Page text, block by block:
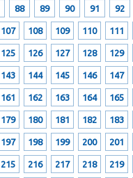
88 89 90 91 92
107 108 109 110 111
125 126 127 128 129
143 144 145 146 147
161 162 163 164 165
179 180 181 182 183
197 198 199 200 201
215 216 217 218 219